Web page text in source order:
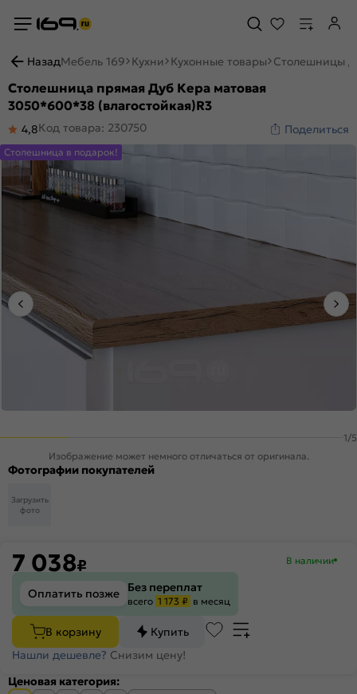
НазадМебель 169 Кухни Кухонные товары Столешницы
Столешница прямая Дуб Кера матовая
3050*600*38 (влагостойкая)R3
4,8Код товара: 230750 Поделиться
1/5
Столешница в подарок!
Изображение может немного отличаться от оригинала.
Фотографии покупателей
Загрузить
фото
7 038₽ В наличии
Оплатить позже Без переплат
всего 1 173 ₽ в месяц
В корзину
Купить
Нашли дешевле? Снизим цену!
Ценовая категория: